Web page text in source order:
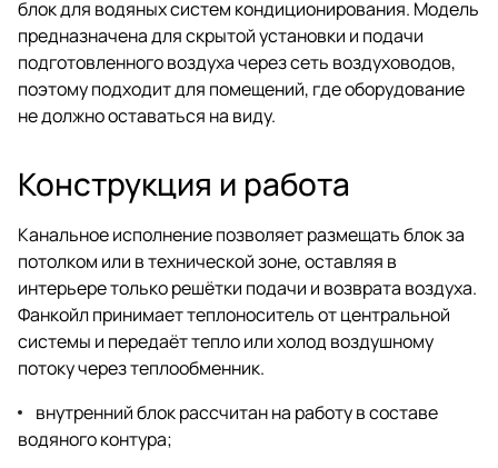
блок для водяных систем кондиционирования. Модель
предназначена для скрытой установки и подачи
подготовленного воздуха через сеть воздуховодов,
поэтому подходит для помещений, где оборудование
не должно оставаться на виду.
Конструкция и работа
Канальное исполнение позволяет размещать блок за
потолком или в технической зоне, оставляя в
интерьере только решётки подачи и возврата воздуха.
Фанкойл принимает теплоноситель от центральной
системы и передаёт тепло или холод воздушному
потоку через теплообменник.
внутренний блок рассчитан на работу в составе
водяного контура;